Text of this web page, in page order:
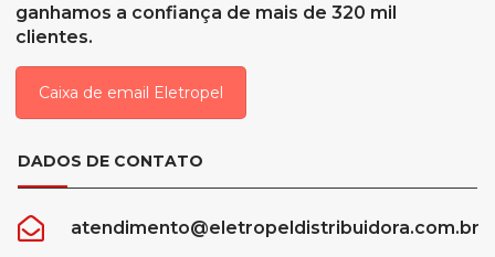
ganhamos a confiança de mais de 320 mil
clientes.
Caixa de email Eletropel
DADOS DE CONTATO
atendimento@eletropeldistribuidora.com.br